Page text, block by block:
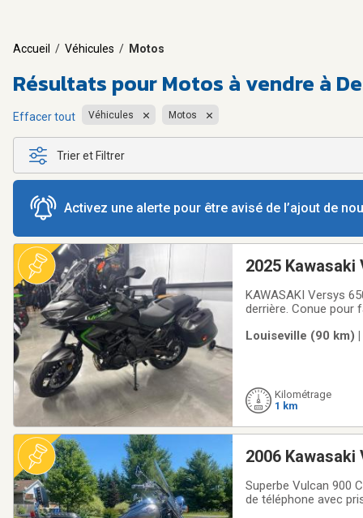
Accueil / Véhicules / Motos
Résultats pourMotos à vendre à
Effacer tout Véhicules Motos
Trier et Filtrer
Activez une alerte pour être avisé de l’ajout de
2025 Kawasaki
KAWASAKI Versys 650 LT 2025 La Versys 650, créée pour
derrière. Conue pour
prochaine aventure.
Louiseville (90 km)
Kilométrage
1 km
2006 Kawasaki
Superbe Vulcan 900
de téléphone avec